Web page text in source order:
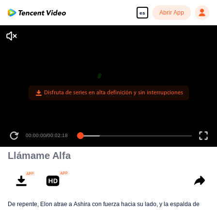
es Abrir App
00:00:00/00:02:18
Llámame Alfa
De repente, Elon atrae a Ashira con fuerza hacia su lado, y la espalda de